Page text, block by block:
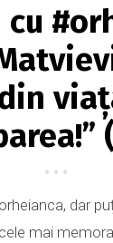
dar
mai